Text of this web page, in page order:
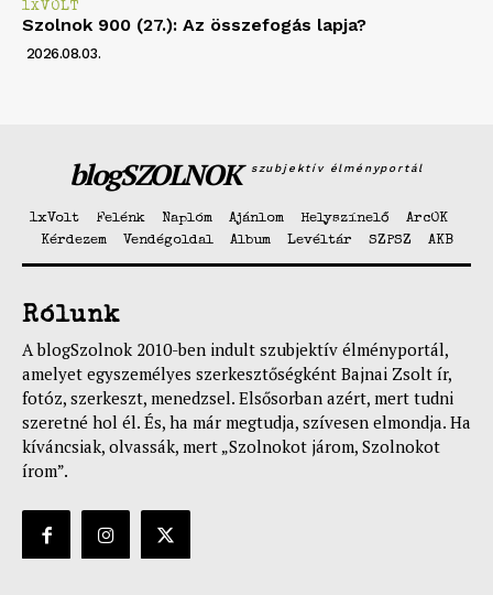
1XVOLT
Szolnok 900 (27.): Az összefogás lapja?
2026.08.03.
blogSZOLNOK szubjektív élményportál
1xVolt Felénk Naplóm Ajánlom Helyszínelő
ArcOK
Kérdezem
Vendégoldal Album Levéltár SZPSZ AKB
Rólunk
A blogSzolnok 2010-ben indult szubjektív élményportál,
amelyet egyszemélyes szerkesztőségként Bajnai Zsolt ír,
fotóz, szerkeszt, menedzsel. Elsősorban azért, mert tudni
szeretné hol él. És, ha már megtudja, szívesen elmondja. Ha
kíváncsiak, olvassák, mert „Szolnokot járom, Szolnokot
írom”.